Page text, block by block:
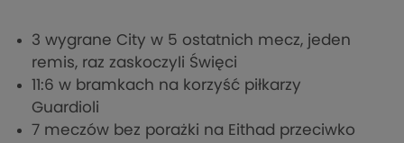
3 wygrane City w 5 ostatnich mecz, jeden
remis, raz zaskoczyli Święci
11:6 w bramkach na korzyść piłkarzy
Guardioli
7 meczów bez porażki na Eithad przeciwko